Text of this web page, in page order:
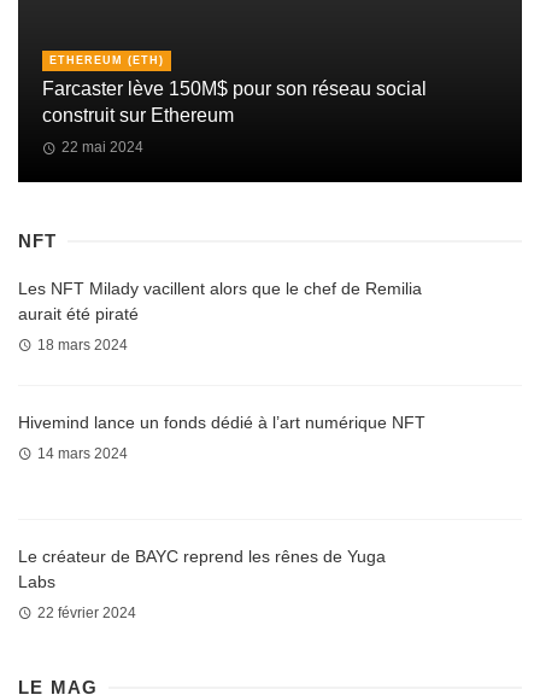
ETHEREUM (ETH)
Farcaster lève 150M$ pour son réseau social
construit sur Ethereum
22 mai 2024
NFT
Les NFT Milady vacillent alors que le chef de Remilia
aurait été piraté
18 mars 2024
Hivemind lance un fonds dédié à l’art numérique NFT
14 mars 2024
Le créateur de BAYC reprend les rênes de Yuga
Labs
22 février 2024
LE MAG